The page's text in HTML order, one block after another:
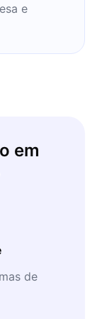
e
em
de